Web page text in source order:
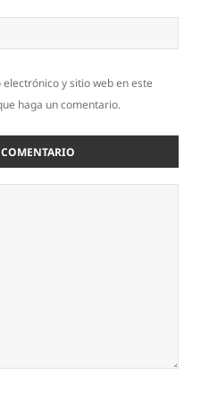
y sitio web en este
haga un comentario.